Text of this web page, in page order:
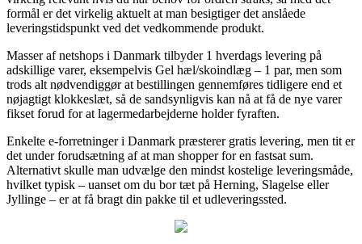
formål er det virkelig aktuelt at man besigtiger det anslåede
leveringstidspunkt ved det vedkommende produkt.
Masser af netshops i Danmark tilbyder 1 hverdags levering på
adskillige varer, eksempelvis Gel hæl/skoindlæg – 1 par, men som
trods alt nødvendiggør at bestillingen gennemføres tidligere end et
nøjagtigt klokkeslæt, så de sandsynligvis kan nå at få de nye varer
fikset forud for at lagermedarbejderne holder fyraften.
Enkelte e-forretninger i Danmark præsterer gratis levering, men tit er
det under forudsætning af at man shopper for en fastsat sum.
Alternativt skulle man udvælge den mindst kostelige leveringsmåde,
hvilket typisk – uanset om du bor tæt på Herning, Slagelse eller
Jyllinge – er at få bragt din pakke til et udleveringssted.